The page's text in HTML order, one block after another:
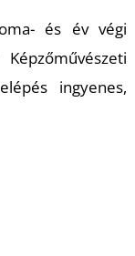
és év végi
ingyenes,